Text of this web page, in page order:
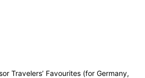
Travelers’ Favourites (for Germany,